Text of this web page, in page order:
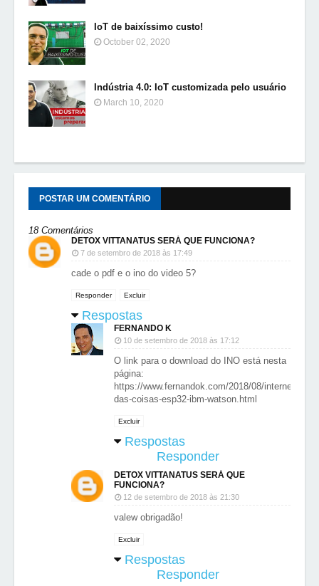
IoT de baixíssimo custo!
October 02, 2020
Indústria 4.0: IoT customizada pelo usuário
March 10, 2020
POSTAR UM COMENTÁRIO
18 Comentários
DETOX VITTANATUS SERÁ QUE FUNCIONA?
7 de setembro de 2018 às 17:49
cade o pdf e o ino do video 5?
Responder Excluir
Respostas
FERNANDO K
10 de setembro de 2018 às 17:12
O link para o download do INO está nesta
página:
https://www.fernandok.com/2018/08/internet-
das-coisas-esp32-ibm-watson.html
Excluir
Respostas
Responder
DETOX VITTANATUS SERÁ QUE
FUNCIONA?
12 de setembro de 2018 às 21:30
valew obrigadão!
Excluir
Respostas
Responder